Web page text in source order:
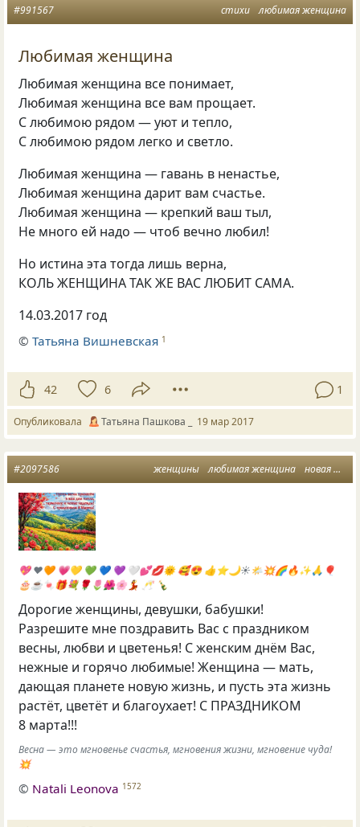
стихи любимая женщина
#991567
Любимая женщина
Любимая женщина все понимает,
Любимая женщина все вам прощает.
С любимою рядом — уют и тепло,
С любимою рядом легко и светло.
Любимая женщина — гавань в ненастье,
Любимая женщина дарит вам счастье.
Любимая женщина — крепкий ваш тыл,
Не много ей надо — чтоб вечно любил!
Но истина эта тогда лишь верна,
КОЛЬ ЖЕНЩИНА ТАК ЖЕ ВАС ЛЮБИТ САМА.
14.03.2017 год
©Татьяна Вишневская 1
42 6 1
Опубликовала Татьяна Пашкова _ 19 мар 2017
женщины любимая женщина новая жизнь
#2097586
💖 ♥️🧡 💗💛 💚 💙 💜 🤍💕💋🌞 🥰😍 👍⭐️🌙☀🌤💥🌈🔥✨🙏🎈
🎂☕🍬🎁💐🌹🌷🌺🌸💃 🥂 🍾
Дорогие женщины, девушки, бабушки!
Разрешите мне поздравить Вас с праздником
весны, любви и цветенья! С женским днём Вас,
нежные и горячо любимые! Женщина — мать,
дающая планете новую жизнь, и пусть эта жизнь
растёт, цветёт и благоухает! С ПРАЗДНИКОМ
8 марта!!!
Весна — это мгновенье счастья, мгновения жизни, мгновение чуда!
💥
© Natali Leonova 1572